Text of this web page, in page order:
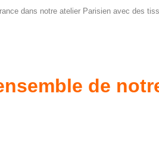
dans notre atelier Parisien avec des
de